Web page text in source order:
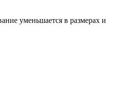
уменьшается в размерах и